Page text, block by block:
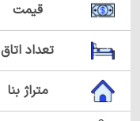
قیمت
تعداد اتاق
متراژ بنا